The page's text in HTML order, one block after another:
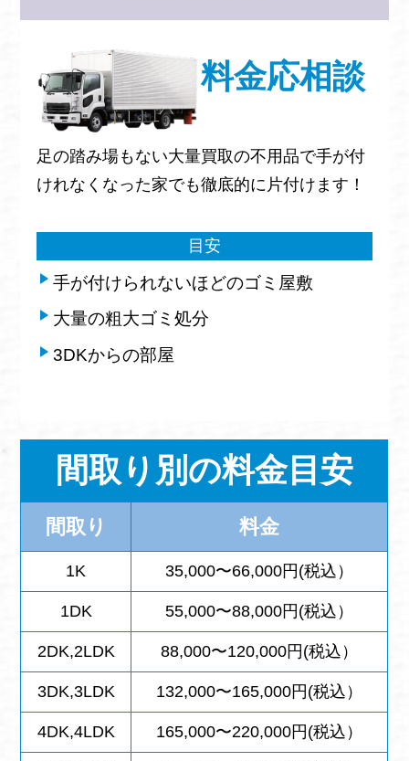
料金応相談
足の踏み場もない大量買取の不用品で手が付
けれなくなった家でも徹底的に片付けます！
目安
手が付けられないほどのゴミ屋敷
大量の粗大ゴミ処分
3DKからの部屋
間取り別の料金目安
間取り 料金
1K 35,000〜66,000円(税込）
1DK 55,000〜88,000円(税込）
2DK,2LDK 88,000〜120,000円(税込）
3DK,3LDK 132,000〜165,000円(税込）
4DK,4LDK 165,000〜220,000円(税込）